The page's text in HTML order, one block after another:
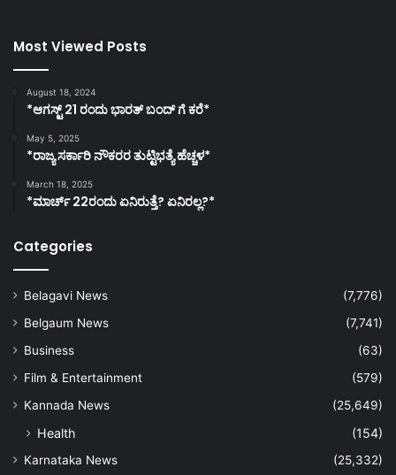
Most Viewed Posts
August 18, 2024
*ಆಗಸ್ಟ್ 21 ರಂದು ಭಾರತ್‌ ಬಂದ್‌ ಗೆ ಕರೆ*
May 5, 2025
*ರಾಜ್ಯ ಸರ್ಕಾರಿ ನೌಕರರ ತುಟ್ಟಿಭತ್ಯೆ ಹೆಚ್ಚಳ*
March 18, 2025
*ಮಾರ್ಚ್ 22ರಂದು ಏನಿರುತ್ತೆ? ಏನಿರಲ್ಲ?*
Categories
Belagavi News
(7,776)
Belgaum News
(7,741)
Business
(63)
Film & Entertainment
(579)
Kannada News
(25,649)
Health (154)
Karnataka News
(25,332)